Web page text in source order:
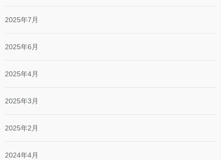
2025年7月
2025年6月
2025年4月
2025年3月
2025年2月
2024年4月